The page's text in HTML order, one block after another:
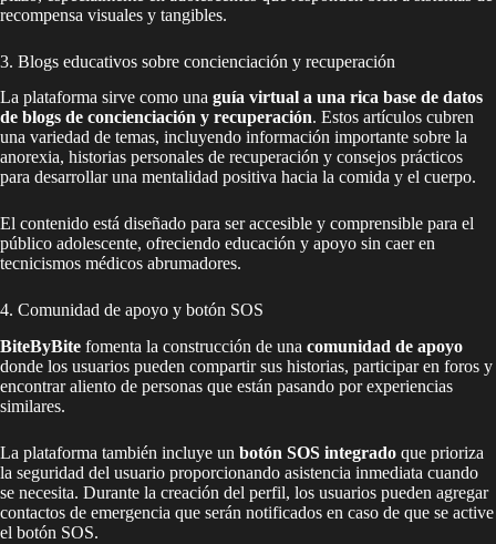
recompensa visuales y tangibles.
3. Blogs educativos sobre concienciación y recuperación
La plataforma sirve como una guía virtual a una rica base de datos
de blogs de concienciación y recuperación. Estos artículos cubren
una variedad de temas, incluyendo información importante sobre la
anorexia, historias personales de recuperación y consejos prácticos
para desarrollar una mentalidad positiva hacia la comida y el cuerpo.
El contenido está diseñado para ser accesible y comprensible para el
público adolescente, ofreciendo educación y apoyo sin caer en
tecnicismos médicos abrumadores.
4. Comunidad de apoyo y botón SOS
BiteByBite fomenta la construcción de una comunidad de apoyo
donde los usuarios pueden compartir sus historias, participar en foros y
encontrar aliento de personas que están pasando por experiencias
similares.
La plataforma también incluye un botón SOS integrado que prioriza
la seguridad del usuario proporcionando asistencia inmediata cuando
se necesita. Durante la creación del perfil, los usuarios pueden agregar
contactos de emergencia que serán notificados en caso de que se active
el botón SOS.